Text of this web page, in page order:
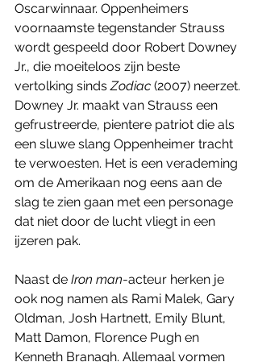
Oscarwinnaar. Oppenheimers
voornaamste tegenstander Strauss
wordt gespeeld door Robert Downey
Jr., die moeiteloos zijn beste
vertolking sinds Zodiac (2007) neerzet.
Downey Jr. maakt van Strauss een
gefrustreerde, pientere patriot die als
een sluwe slang Oppenheimer tracht
te verwoesten. Het is een verademing
om de Amerikaan nog eens aan de
slag te zien gaan met een personage
dat niet door de lucht vliegt in een
ijzeren pak.
Naast de Iron man-acteur herken je
ook nog namen als Rami Malek, Gary
Oldman, Josh Hartnett, Emily Blunt,
Matt Damon, Florence Pugh en
Kenneth Branagh. Allemaal vormen